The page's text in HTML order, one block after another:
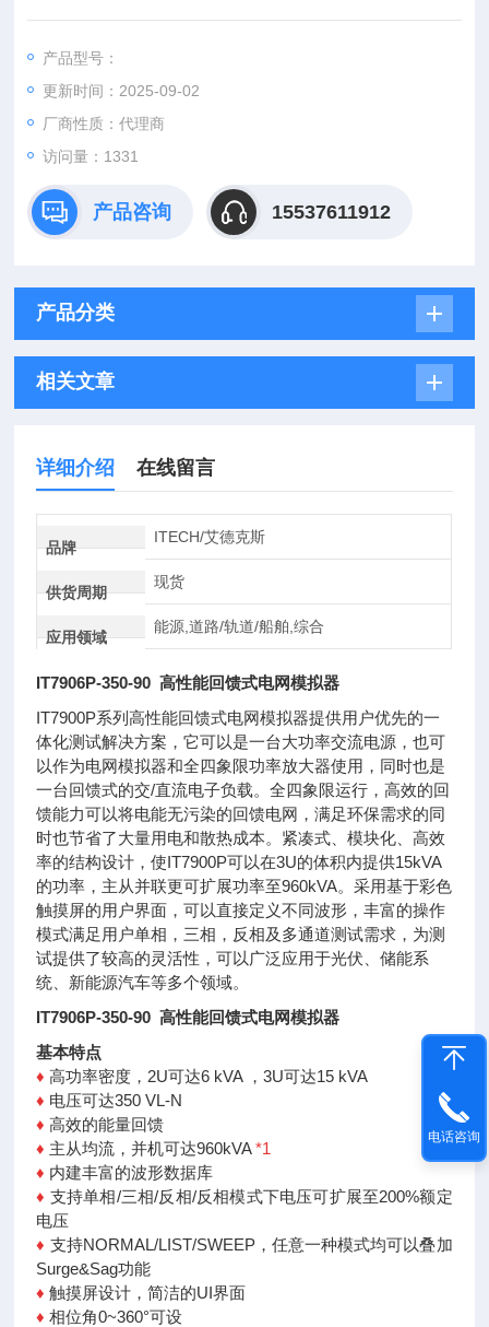
试解决方案，它可以是一台大功率交流电源，也可以作为电网模
电子负载。全四象限运行，高效的回馈能力可以将电能无污染的
回馈电网，满足环保需求的同时也节省了大量用电和散热成本。
产品型号：
更新时间：2025-09-02
厂商性质：代理商
访问量：1331
产品咨询 15537611912
产品分类
相关文章
详细介绍 在线留言
品牌
ITECH/艾德克斯
供货周期
现货
应用领域
能源,道路/轨道/船舶,综合
IT7906P-350-90 高性能回馈式电网模拟器
IT7900P系列高性能回馈式电网模拟器提供用户优先的一
体化测试解决方案，它可以是一台大功率交流电源，也可
以作为电网模拟器和全四象限功率放大器使用，同时也是
一台回馈式的交/直流电子负载。全四象限运行，高效的回
馈能力可以将电能无污染的回馈电网，满足环保需求的同
时也节省了大量用电和散热成本。紧凑式、模块化、高效
率的结构设计，使IT7900P可以在3U的体积内提供15kVA
的功率，主从并联更可扩展功率至960kVA。采用基于彩色
触摸屏的用户界面，可以直接定义不同波形，丰富的操作
模式满足用户单相，三相，反相及多通道测试需求，为测
试提供了较高的灵活性，可以广泛应用于光伏、储能系
统、新能源汽车等多个领域。
IT7906P-350-90 高性能回馈式电网模拟器
基本特点
♦高功率密度，2U可达6 kVA ，3U可达15 kVA
♦ 电压可达350 VL-N
♦高效的能量回馈
♦ 主从均流，并机可达960kVA*1
♦ 内建丰富的波形数据库
♦ 支持单相/三相/反相/反相模式下电压可扩展至200%额定
电压
♦ 支持NORMAL/LIST/SWEEP，任意一种模式均可以叠加
Surge&Sag功能
♦触摸屏设计，简洁的UI界面
♦相位角0~360°可设
电话咨询